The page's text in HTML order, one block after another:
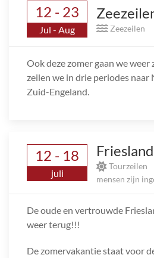
12 - 23
Jul - Aug Zeezeilen
Ook deze zomer gaan we weer
zeilen we in drie periodes
Zuid-Engeland.
12 - 18
juli
Tourzeilen
mensen zijn
De oude en vertrouwde
weer terug!!!
De zomervakantie staat voor